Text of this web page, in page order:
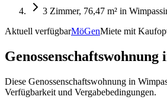
3 Zimmer, 76,47 m² in
Aktuell verfügbarMöGenMiete mit
Genossenschaftswohnung
Diese Genossenschaftswohnung in
Verfügbarkeit und Vergabebedingungen.